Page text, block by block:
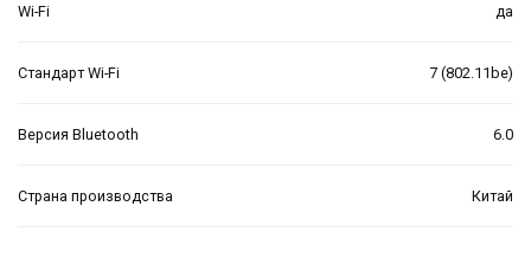
Wi-Fi да
Стандарт Wi-Fi 7 (802.11be)
Версия Bluetooth 6.0
Страна производства Китай